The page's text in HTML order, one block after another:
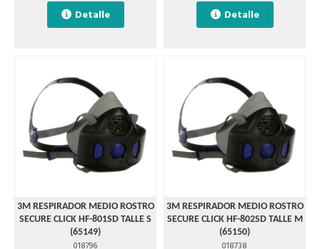
Detalle Detalle
3M RESPIRADOR MEDIO ROSTRO
SECURE CLICK HF-801SD TALLE S
(65149)
018796
3M RESPIRADOR MEDIO ROSTRO
SECURE CLICK HF-802SD TALLE M
(65150)
018738